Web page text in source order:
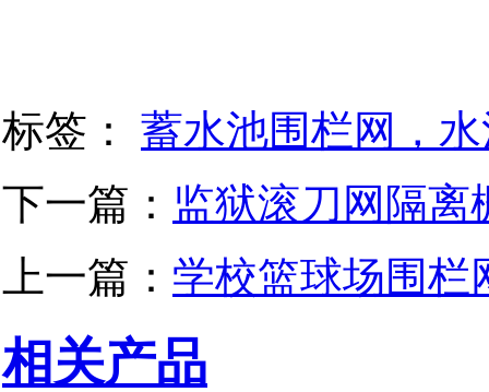
标签： 蓄水池围栏网，
下一篇： 监狱滚刀网隔离
上一篇： 学校篮球场围栏
相关产品